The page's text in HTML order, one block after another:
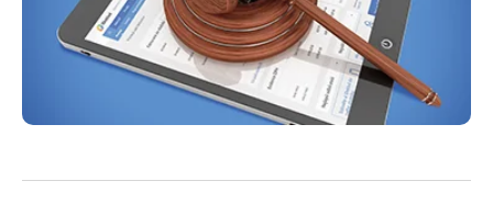
Katalog doplňků
Blog
mini akademie
Fakturační poradna